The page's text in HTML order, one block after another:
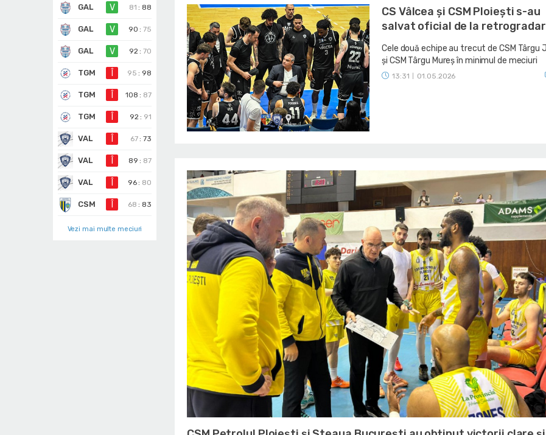
GAL V 81 : 88
GAL V 90 :75
GAL V 92 :70
TGM 95 : 98
TGM 108 : 87
TGM 92 : 91
VAL 67 :73
VAL 89 : 87
VAL 96 : 80
CSM 68 : 83
Vezi mai multe meciuri
CS Vâlcea și CSM Ploiești s-au
salvat oficial de la
Cele două echipe au trecut de CSM Târgu
și CSM Târgu Mureș în minimul de meciuri
13:31 01.05.2026